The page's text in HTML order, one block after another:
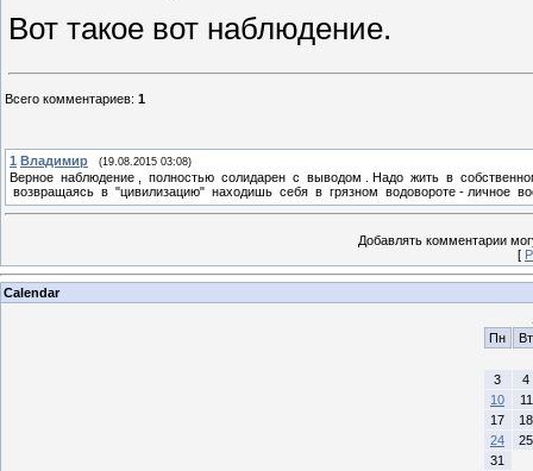
Вот такое вот наблюдение.
Всего комментариев: 1
1 Владимир (19.08.2015 03:08)
Верное наблюдение , полностью солидарен с выводом . Надо жить в
возвращаясь в "цивилизацию" находишь себя в грязном водовороте - личное
Добавлять комментарии
[
Calendar
Пн
Вт
3
4
10
11
17
18
24
25
31